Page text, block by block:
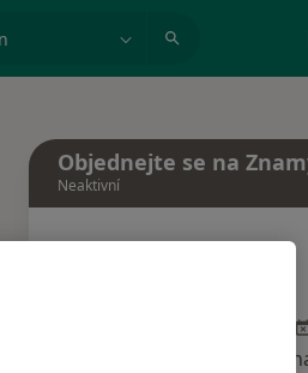
Objednejte se na
Neaktivní
Tento specialista